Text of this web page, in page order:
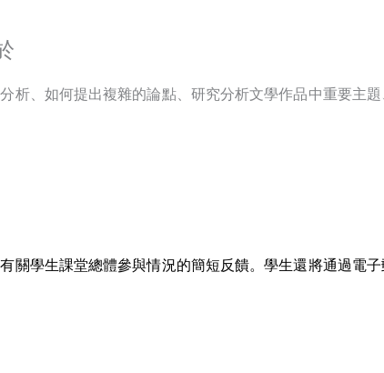
析、如何提出複雜的論點、研究分析文學作品中重要主
關學生課堂總體參與情況的簡短反饋。學生還將通過電